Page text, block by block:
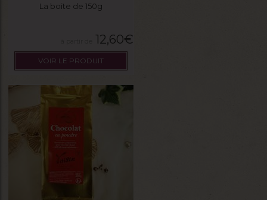
La boite de 150g
12,60€
VOIR LE PRODUIT